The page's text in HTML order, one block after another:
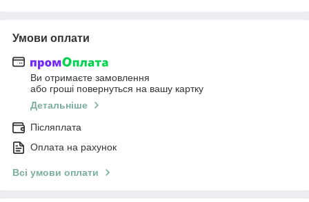
Умови оплати
Ви отримаєте замовлення
або гроші повернуться на вашу картку
Детальніше
Післяплата
Оплата на рахунок
Всі умови оплати